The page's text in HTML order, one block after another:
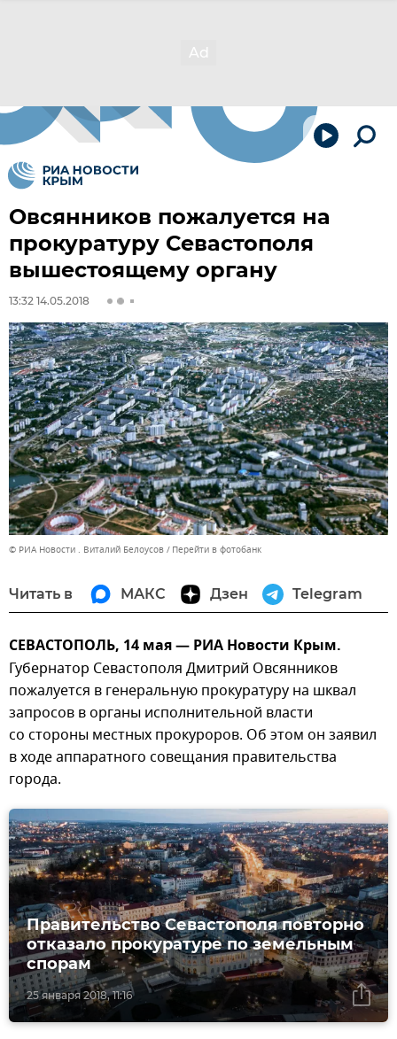
Овсянников пожалуется на
прокуратуру Севастополя
вышестоящему органу
13:32 14.05.2018
© РИА Новости . Виталий Белоусов Перейти в фотобанк
Читать в МАКС Дзен Telegram
СЕВАСТОПОЛЬ, 14 мая — РИА Новости Крым.
Губернатор Севастополя Дмитрий Овсянников
пожалуется в генеральную прокуратуру на шквал
запросов в органы исполнительной власти
со стороны местных прокуроров. Об этом он заявил
в ходе аппаратного совещания правительства
города.
25 января 2018, 11:16
Правительство Севастополя повторно
отказало прокуратуре по земельным
спорам